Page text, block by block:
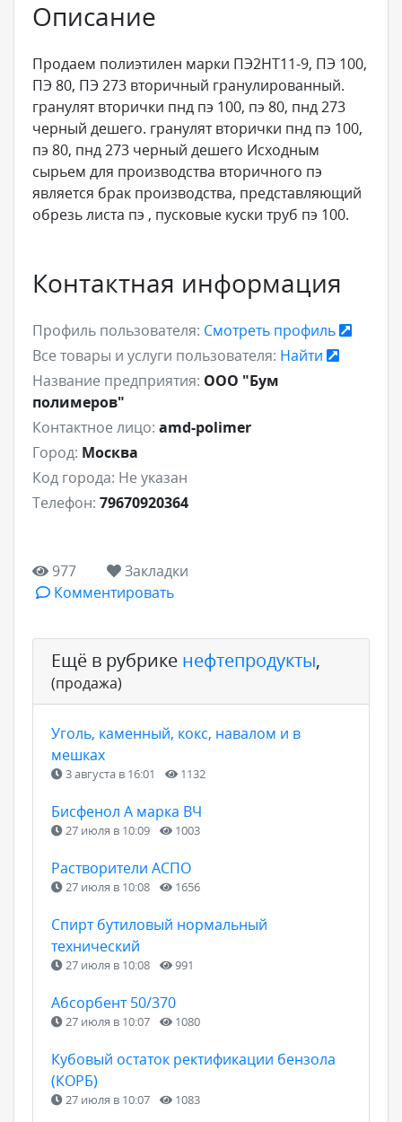
Описание
Продаем полиэтилен марки ПЭ2НТ11-9, ПЭ 100,
ПЭ 80, ПЭ 273 вторичный гранулированный.
гранулят вторички пнд пэ 100, пэ 80, пнд 273
черный дешего. гранулят вторички пнд пэ 100,
пэ 80, пнд 273 черный дешего Исходным
сырьем для производства вторичного пэ
является брак производства, представляющий
обрезь листа пэ , пусковые куски труб пэ 100.
Контактная информация
Профиль пользователя: Смотреть профиль
Все товары и услуги пользователя: Найти
Название предприятия: ООО "Бум
полимеров"
Контактное лицо: amd-polimer
Город: Москва
Код города: Не указан
Телефон: 79670920364
977
Закладки
Комментировать
Ещё в рубрике нефтепродукты,
(продажа)
Уголь, каменный, кокс, навалом и в
мешках
3 августа в 16:01 1132
Бисфенол А марка ВЧ
27 июля в 10:09 1003
Растворители АСПО
27 июля в 10:08 1656
Спирт бутиловый нормальный
технический
27 июля в 10:08 991
Абсорбент 50/370
27 июля в 10:07 1080
Кубовый остаток ректификации бензола
(КОРБ)
27 июля в 10:07 1083